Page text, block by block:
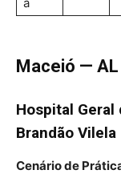
Maceió — AL
Hospital Geral
Brandão Vilela
Cenário de